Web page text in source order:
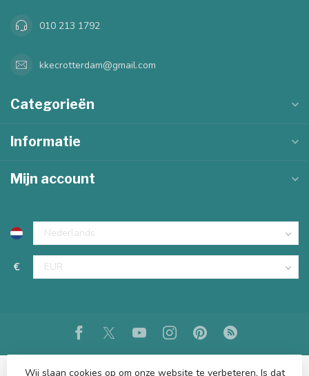
010 213 1792
kkecrotterdam@gmail.com
Categorieën
Informatie
Mijn account
€
Wij slaan cookies op om onze website te verbeteren. Is dat